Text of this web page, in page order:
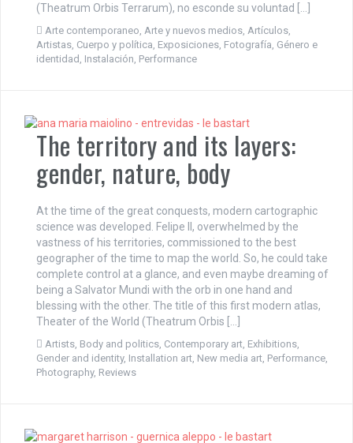
(Theatrum Orbis Terrarum), no esconde su voluntad […]
Arte contemporaneo Arte y nuevos medios Artículos
Artistas Cuerpo y política Exposiciones Fotografía Género e
identidad Instalación Performance
The territory and its layers:
gender, nature, body
At the time of the great conquests, modern cartographic
science was developed. Felipe II, overwhelmed by the
vastness of his territories, commissioned to the best
geographer of the time to map the world. So, he could take
complete control at a glance, and even maybe dreaming of
being a Salvator Mundi with the orb in one hand and
blessing with the other. The title of this first modern atlas,
Theater of the World (Theatrum Orbis […]
Artists, Body and politics, Contemporary art, Exhibitions,
Gender and identity, Installation art, New media art, Performance,
Photography, Reviews